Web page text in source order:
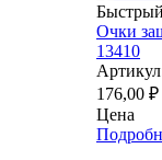
Очки
13410
176,00 ₽
Цена